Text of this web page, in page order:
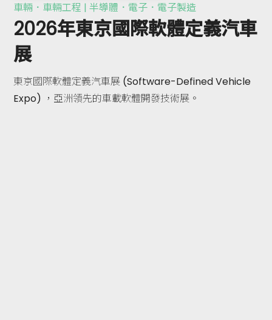
車輛．車輛工程 | 半導體．電子．電子製造
2026年東京國際軟體定義汽車
展
東京國際軟體定義汽車展 (Software-Defined Vehicle
Expo) ，亞洲領先的車載軟體開發技術展。